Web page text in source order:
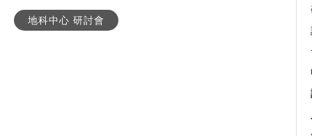
地科中心 研討會